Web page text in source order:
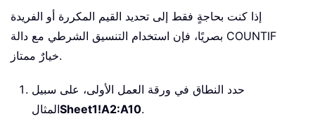
إذا كنت بحاجةٍ فقط إلى تحديد القيم المكررة أو الفريدة
بصريًا، فإن استخدام التنسيق الشرطي مع دالة COUNTIF
خيارٌ ممتاز.
حدد النطاق في ورقة العمل الأولى، على سبيل
المثالSheet1!A2:A10.